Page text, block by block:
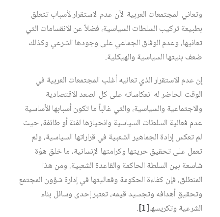
وتعاني المجتمعات العربية الآن عدم الاستقرار لأسباب تتعلق
بطبيعة تركيب السلطات السياسية، فضلاً عن الانقسامات التي
تعانيها، وعدم الوفاق الجماعي على وجودها الشرعي وكذلك
ضعف بنيتها السياسية والهيكلية.
إن عدم الاستقرار الذي تعانيه أغلب المجتمعات العربية في
الوقت الحاضر له انعكاساته على كل الصعد الاقتصادية
والاجتماعية والسياسية، والتي غالباً ما تكون أسبابها الأساسية
عدم فعالية السلطات السياسية وانحيازها لفئة أو طائفة، حيث
لم تعكس إرادة الجماهير الشعبية في قراراتها السياسية، ولم
تعمل على تحقيق حريتها وكرامتها الإنسانية، ما خلق هوّة
شاسعة بين السلطة الحاكمة والقاعدة الشعبية. ومن هذا
المنطلق، فإن كفاءة الحكومة وفعاليتها في إدارة شؤون المجتمع
وتحقيق أهدافه وتجسيد قيمه، تعتبر إحدى وسائل بناء
الشرعية وتكريسها[1]
.